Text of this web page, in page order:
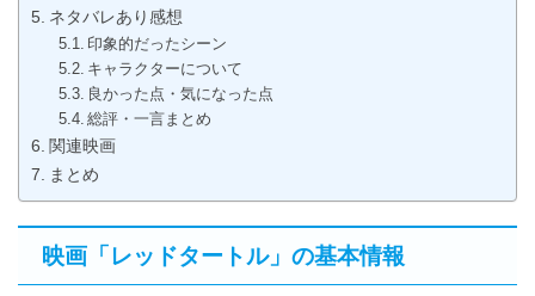
ネタバレあり感想
印象的だったシーン
キャラクターについて
良かった点・気になった点
総評・一言まとめ
関連映画
まとめ
映画「レッドタートル」の基本情報